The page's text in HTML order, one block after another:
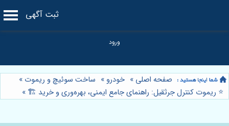
ثبت آگهی
صفحه اصلی » خودرو » ساخت سوئیچ و ریموت »
⭐️ ریموت کنترل جرثقیل: راهنمای جامع ایمنی، بهره‌وری و خرید 🏗️ »